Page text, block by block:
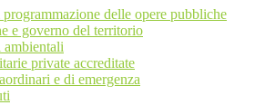
delle opere pubbliche
e governo del territorio
private accreditate
e di emergenza